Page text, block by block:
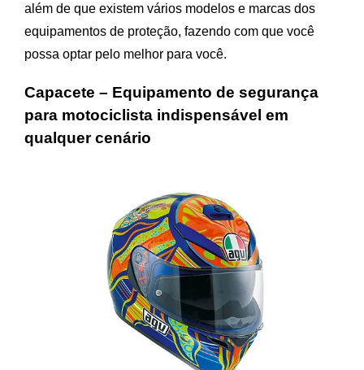
além de que existem vários modelos e marcas dos
equipamentos de proteção, fazendo com que você
possa optar pelo melhor para você.
Capacete – Equipamento de segurança
para motociclista indispensável em
qualquer cenário